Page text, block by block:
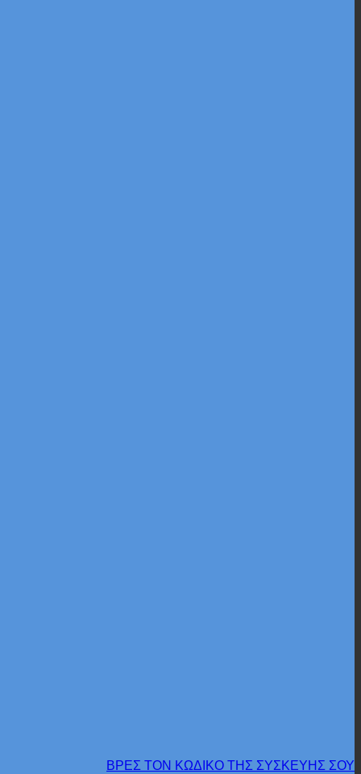
ΒΡΕΣ ΤΟΝ ΚΩΔΙΚΟ ΤΗΣ ΣΥΣΚΕΥΗΣ ΣΟΥ